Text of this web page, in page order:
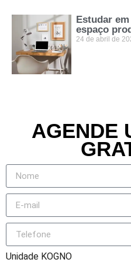
Estudar
espaço
24 de abril de
AGENDE
Unidade KOGNO